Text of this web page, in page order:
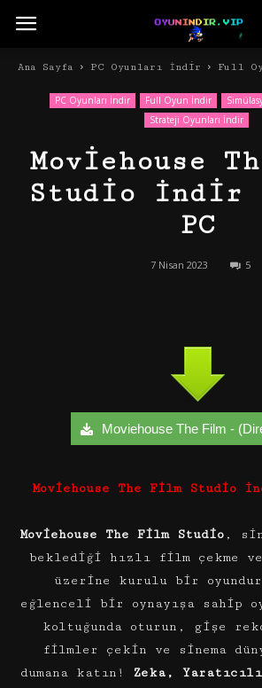
Ana Sayfa PC Oyunları İndir Full
PC Oyunları İndir Full Oyun İndir
Strateji Oyunları İndir
Moviehouse
Studio İndir
PC
7 Nisan 2023 5
Moviehouse The Film -
Moviehouse The Film Studio
Moviehouse The Film Studio ,
beklediği hızlı film çekme ve
üzerine kurulu bir
eğlenceli bir oynayışa sahip
koltuğunda oturun, gişe
filmler çekin ve sinema
dumana katın!
Zeka,